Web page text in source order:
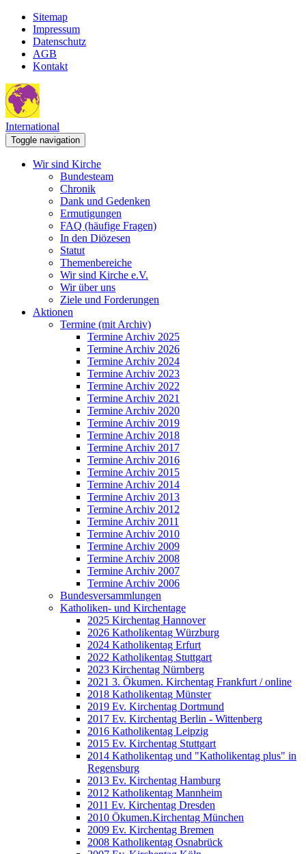
Sitemap
Impressum
Datenschutz
AGB
Kontakt
International
Toggle navigation
Wir sind Kirche
Bundesteam
Chronik
Dank und Gedenken
Ermutigungen
FAQ (häufige Fragen)
In den Diözesen
Statut
Themenbereiche
Wir sind Kirche e.V.
Wir über uns
Ziele und Forderungen
Aktionen
Termine (mit Archiv)
Termine Archiv 2025
Termine Archiv 2026
Termine Archiv 2024
Termine Archiv 2023
Termine Archiv 2022
Termine Archiv 2021
Termine Archiv 2020
Termine Archiv 2019
Termine Archiv 2018
Termine Archiv 2017
Termine Archiv 2016
Termine Archiv 2015
Termine Archiv 2014
Termine Archiv 2013
Termine Archiv 2012
Termine Archiv 2011
Termine Archiv 2010
Termine Archiv 2009
Termine Archiv 2008
Termine Archiv 2007
Termine Archiv 2006
Bundesversammlungen
Katholiken- und Kirchentage
2025 Kirchentag Hannover
2026 Katholikentag Würzburg
2024 Katholikentag Erfurt
2022 Katholikentag Stuttgart
2023 Kirchentag Nürnberg
2021 3. Ökumen. Kirchentag Frankfurt / online
2018 Katholikentag Münster
2019 Ev. Kirchentag Dortmund
2017 Ev. Kirchentag Berlin - Wittenberg
2016 Katholikentag Leipzig
2015 Ev. Kirchentag Stuttgart
2014 Katholikentag und "Katholikentag plus" in
Regensburg
2013 Ev. Kirchentag Hamburg
2012 Katholikentag Mannheim
2011 Ev. Kirchentag Dresden
2010 Ökumen.Kirchentag München
2009 Ev. Kirchentag Bremen
2008 Katholikentag Osnabrück